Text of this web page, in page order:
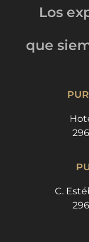
Los
que
C.